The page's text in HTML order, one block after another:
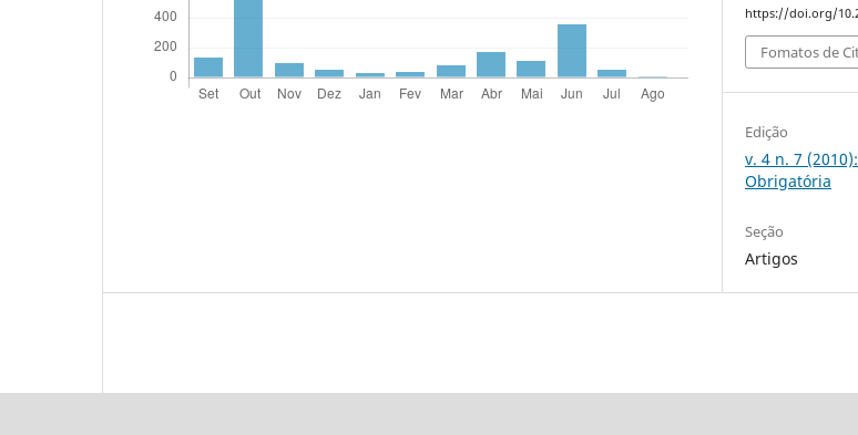
https://doi.org/
Fomatos de
Edição
v. 4 n. 7
Obrigatória
Seção
Artigos